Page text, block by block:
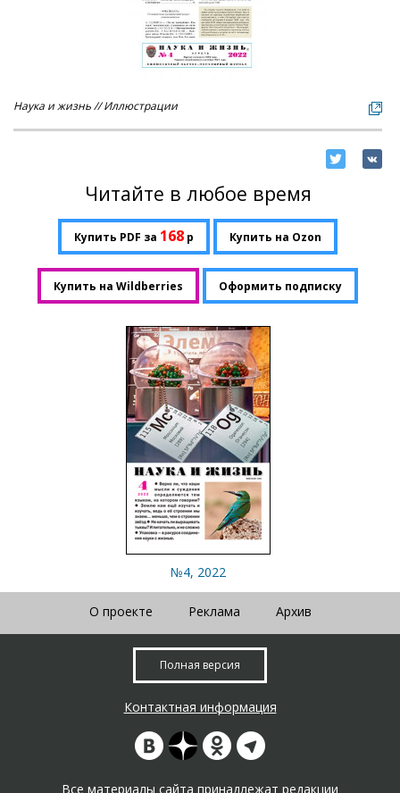
Наука и жизнь // Иллюстрации
Читайте в любое время
Купить PDF за 168 р Купить на Ozon
Купить на Wildberries Оформить подписку
№4, 2022
О проекте Реклама Архив
Полная версия
Контактная информация
Все материалы сайта принадлежат редакции